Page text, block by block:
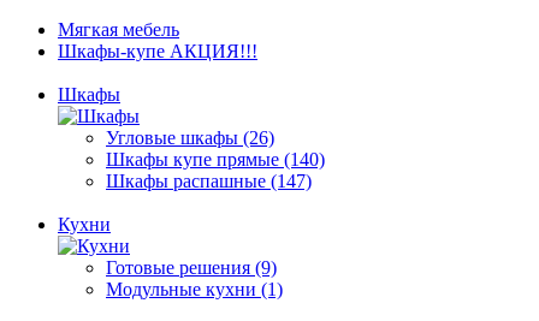
Мягкая мебель
Шкафы-купе АКЦИЯ!!!
Шкафы
Угловые шкафы (26)
Шкафы купе прямые (140)
Шкафы распашные (147)
Кухни
Готовые решения (9)
Модульные кухни (1)